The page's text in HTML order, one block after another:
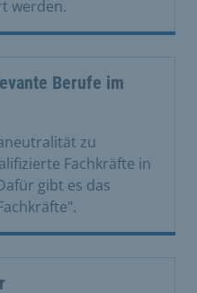
werden.
Berufe im
zu
Fachkräfte in
gibt es das